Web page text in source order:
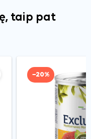
taip pat
−20%